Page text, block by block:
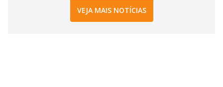
VEJA MAIS NOTÍCIAS